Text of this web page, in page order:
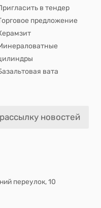
в тендер
предложение
вата
новостей
переулок, 10